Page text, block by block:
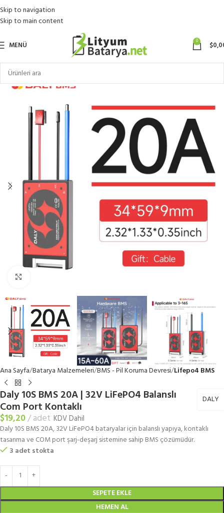
Skip to navigation
Skip to main content
MENÜ 0 $
Ana Sayfa Batarya Malzemeleri BMS - Pil Koruma Devresi Lifepo4 BMS
Daly 10S BMS 20A | 32V LiFePO4 Balanslı
Com Port Kontaklı DALY
$19,20 adet KDV Dahil
Daly 10S BMS 20A, 32V LiFePO4 bataryalar için balanslı yapıya, kontaklı
tasarıma ve COM port şarj-deşarj sistemine sahip BMS çözümüdür.
3 adet stokta
SEPETE EKLE
HEMEN AL